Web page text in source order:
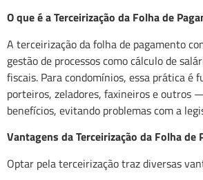
O que é a Terceirização da Folha de
A terceirização da folha de pagamento
gestão de processos como cálculo de
fiscais. Para condomínios, essa prática
porteiros, zeladores, faxineiros e outros
benefícios, evitando problemas com a
Vantagens da Terceirização da Folha
Optar pela terceirização traz diversas